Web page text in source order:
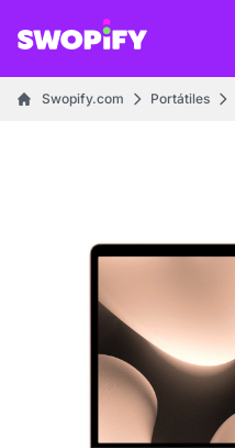
Swopify.com Portátiles